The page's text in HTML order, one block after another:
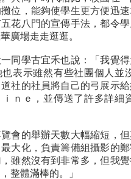
位，能夠使學生更方便迅
花八門的宣傳手法，都令
廣場走走逛逛。
同學古宜禾也說：「我覺
也表示雖然有些社團個人並
社的社員將自己的弓展示
ｉｎｅ，並傳送了許多詳細
會的舉辦天數大幅縮短，
大化，負責籌備組攝影的
雖然沒有到非常多，但我
整體滿棒的。」